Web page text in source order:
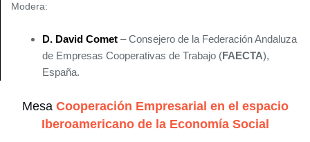
Modera:
D. David Comet – Consejero de la Federación Andaluza
de Empresas Cooperativas de Trabajo (FAECTA),
España.
Mesa Cooperación Empresarial en el espacio
Iberoamericano de la Economía Social